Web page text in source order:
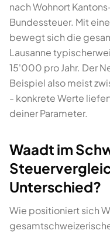
nach Wohnort
Bundessteuer. Mit
bewegt sich die
Lausanne
15'000 pro Jahr. Der
Beispiel also meist
- konkrete Werte
deiner Parameter.
Waadt im
Unterschied?
Wie positioniert sich